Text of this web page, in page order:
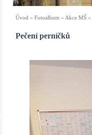
Úvod » Fotoalbum » Akce MŠ »
Pečení perníčků